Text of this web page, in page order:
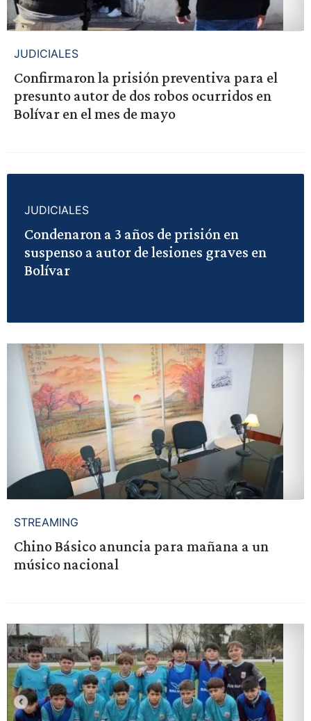
JUDICIALES
Confirmaron la prisión preventiva para el
presunto autor de dos robos ocurridos en
Bolívar en el mes de mayo
JUDICIALES
Condenaron a 3 años de prisión en
suspenso a autor de lesiones graves en
Bolívar
STREAMING
Chino Básico anuncia para mañana a un
músico nacional